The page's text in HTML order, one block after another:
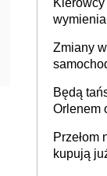
Zmiany
Będą
Orlenem
Przełom
kupują